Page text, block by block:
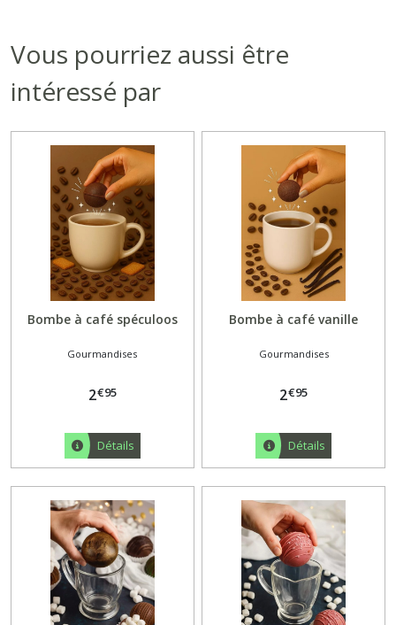
Vous pourriez aussi être
intéressé par
Bombe à café spéculoos
Gourmandises
2€95
Détails
Bombe à café vanille
Gourmandises
2€95
Détails